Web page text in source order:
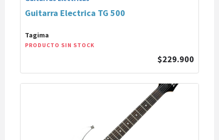
Guitarra Electrica TG 500
Tagima
PRODUCTO SIN STOCK
$229.900